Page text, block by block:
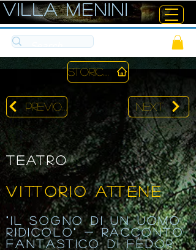
ViLLA MENINI
Storico
Previous Next
Teatro
VITTORIO ATTENE
"Il sogno di un uomo
ridicolo" - racconto
fantastico di Fëdor